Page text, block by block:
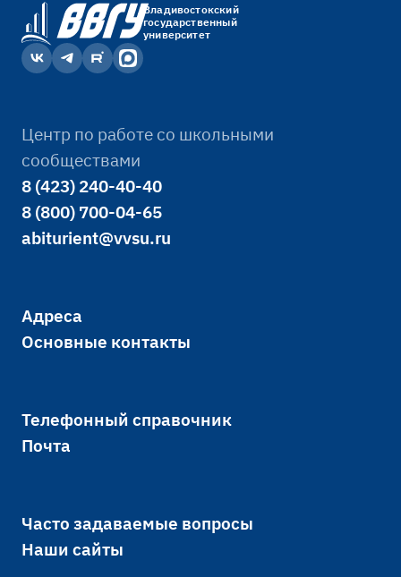
Владивостокский
государственный
университет
Центр по работе со школьными
сообществами
8 (423) 240-40-40
8 (800) 700-04-65
abiturient@vvsu.ru
Адреса
Основные контакты
Телефонный справочник
Почта
Часто задаваемые вопросы
Наши сайты